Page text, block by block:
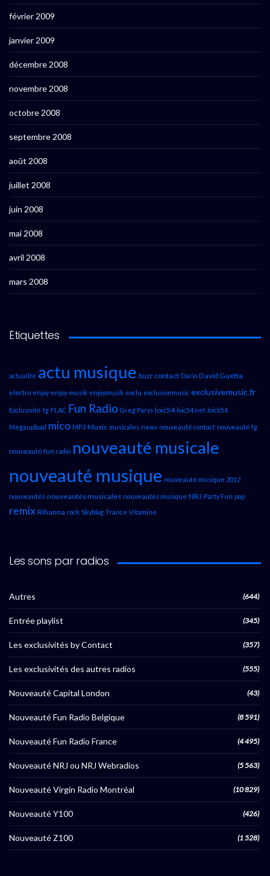
février 2009
janvier 2009
décembre 2008
novembre 2008
octobre 2008
septembre 2008
août 2008
juillet 2008
juin 2008
mai 2008
avril 2008
mars 2008
Étiquettes
actualité actu musique buzz contact Dario David Guetta
electro enjoy enjoy-musik enjoymusik exclu exclusivemusic exclusivemusic.fr
Exclusivité fg FLAC Fun Radio Greg Parys loic54 loic54.net loicb54
Megaupload mico MP3 Music musicales news nouveauté contact nouveauté fg
nouveauté fun radio nouveauté musicale
nouveauté musique nouveauté musique 2012
nouveautés nouveautés musicales nouveautés musique NRJ Party Fun pop
remix Rihanna rock Skyblog Trance Vitamine
Les sons par radios
Autres (644)
Entrée playlist (345)
Les exclusivités by Contact (357)
Les exclusivités des autres radios (555)
Nouveauté Capital London (43)
Nouveauté Fun Radio Belgique (8 591)
Nouveauté Fun Radio France (4 495)
Nouveauté NRJ ou NRJ Webradios (5 563)
Nouveauté Virgin Radio Montréal (10 829)
Nouveauté Y100 (426)
Nouveauté Z100 (1 528)